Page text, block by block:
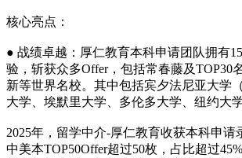
核心亮点：
● 战绩卓越：厚仁教育本科申请团队拥有
验，斩获众多Offer，包括常春藤及TOP30
新等世界名校。其中包括宾夕法尼亚大学
大学、埃默里大学、多伦多大学、纽约大
2025年，留学中介-厚仁教育收获本科申请
中美本TOP50Offer超过50枚，占比超过